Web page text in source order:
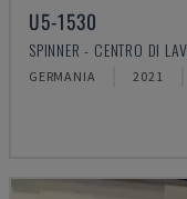
U5-1530
SPINNER - CENTRO DI
GERMANIA 2021